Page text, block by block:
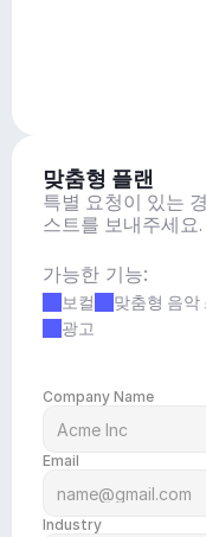
맞춤형 플랜
특별 요청이 있는
스트를 보내주세요.
가능한 기능:
보컬 맞춤형 음악
광고
Company Name
Email
Industry